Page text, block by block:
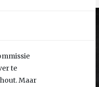
te
Maar